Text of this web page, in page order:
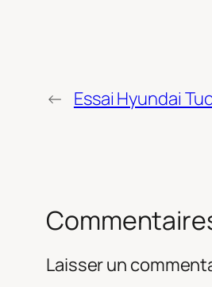
← Essai Hyundai
Laisser un